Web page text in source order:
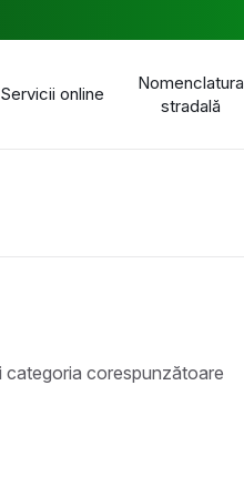
Servicii online
Nomenclatura
stradală